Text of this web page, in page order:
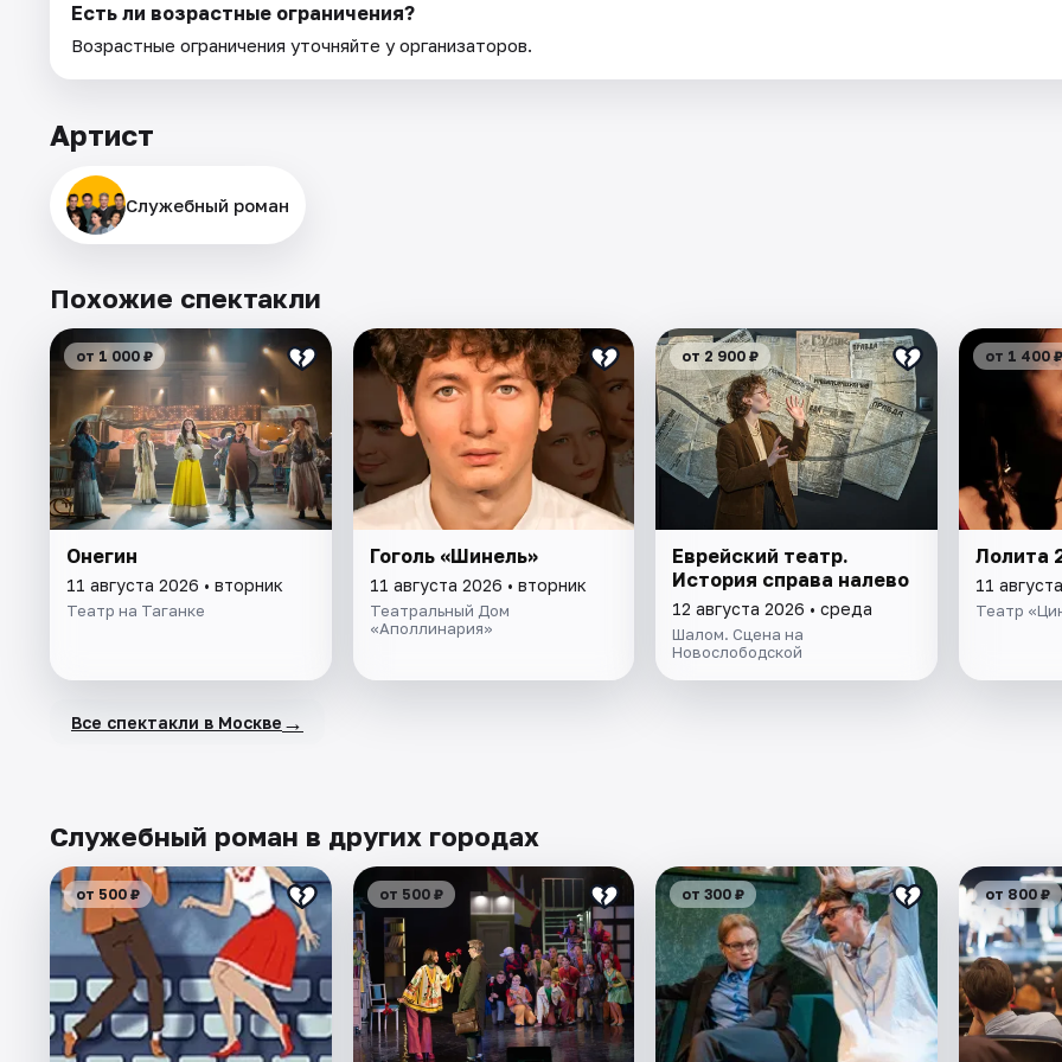
Есть ли возрастные ограничения?
Возрастные ограничения уточняйте у организаторов.
Артист
Служебный роман
Похожие спектакли
от 1 000 ₽
Онегин
11 августа 2026 • вторник
Театр на Таганке
Гоголь «Шинель»
11 августа 2026 • вторник
Театральный Дом
«Аполлинария»
от 2 900 ₽
Еврейский театр.
История справа налево
12 августа 2026 • среда
Шалом. Сцена на
Новослободской
от 1 400 ₽
Лолита
11
Театр
Все спектакли в Москве →
Служебный роман в других городах
от 500 ₽ от 500 ₽ от 300 ₽ от 800 ₽